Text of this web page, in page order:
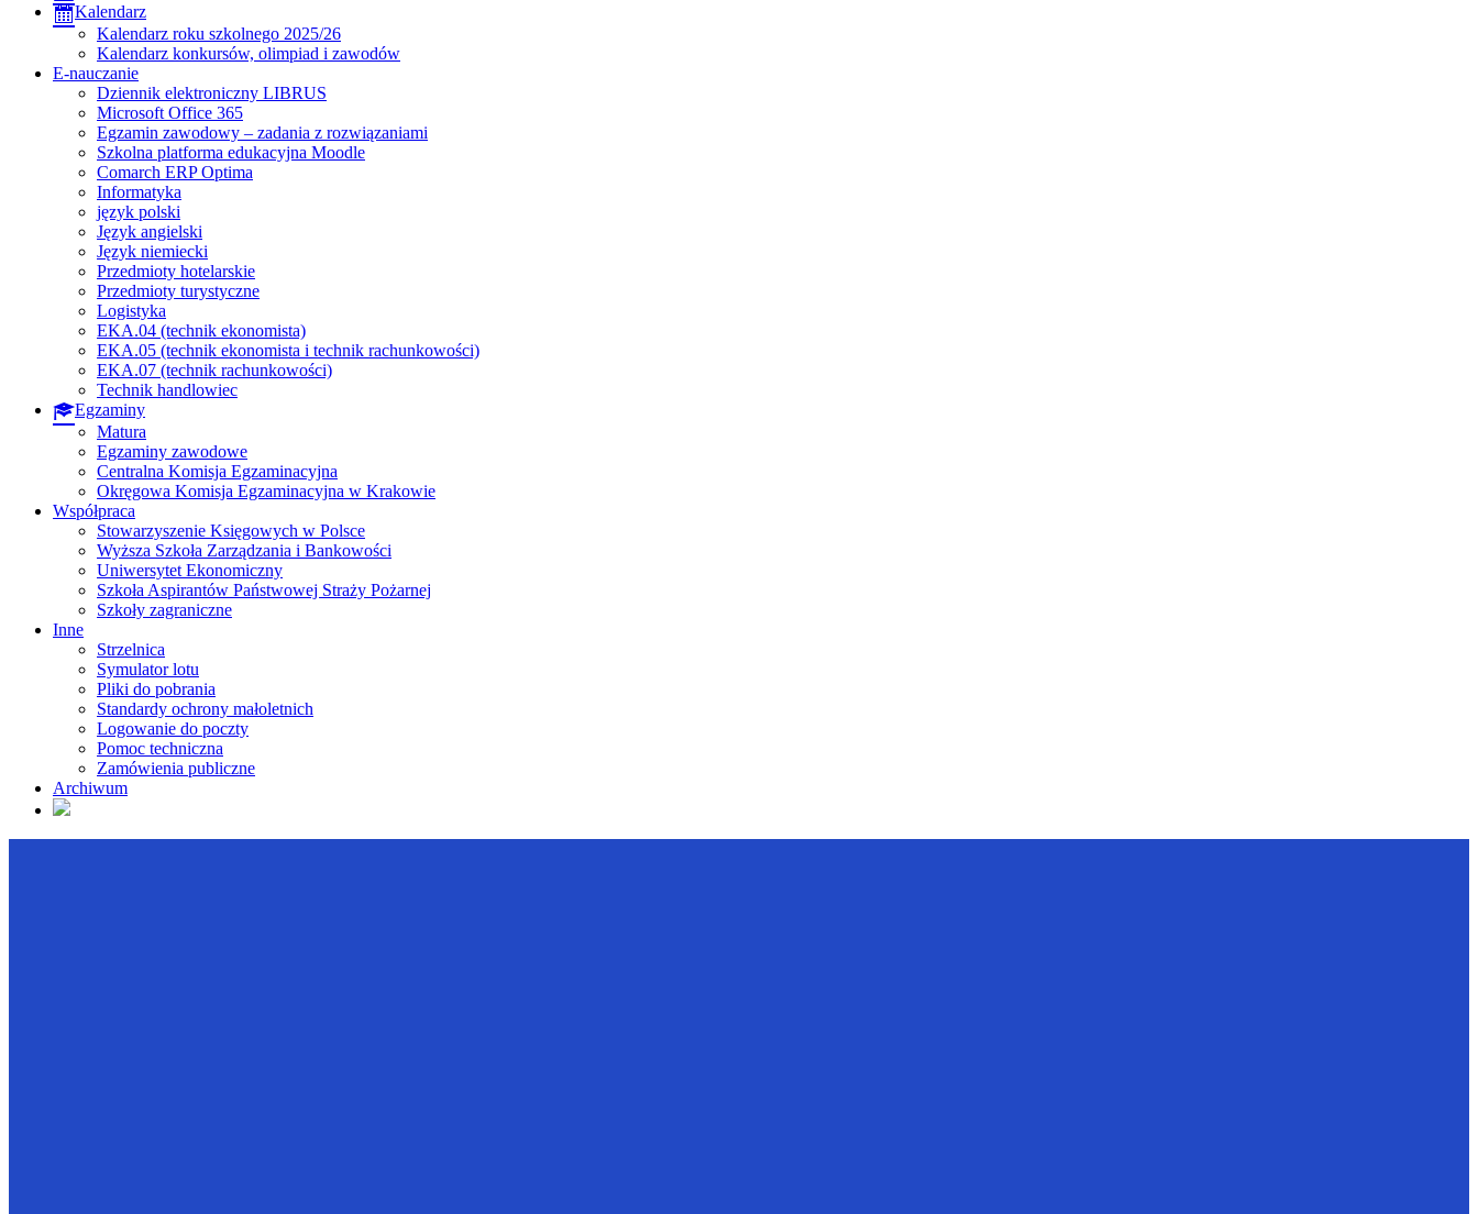
Kalendarz
Kalendarz roku szkolnego 2025/26
Kalendarz konkursów, olimpiad i zawodów
E-nauczanie
Dziennik elektroniczny LIBRUS
Microsoft Office 365
Egzamin zawodowy – zadania z rozwiązaniami
Szkolna platforma edukacyjna Moodle
Comarch ERP Optima
Informatyka
język polski
Język angielski
Język niemiecki
Przedmioty hotelarskie
Przedmioty turystyczne
Logistyka
EKA.04 (technik ekonomista)
EKA.05 (technik ekonomista i technik rachunkowości)
EKA.07 (technik rachunkowości)
Technik handlowiec
Egzaminy
Matura
Egzaminy zawodowe
Centralna Komisja Egzaminacyjna
Okręgowa Komisja Egzaminacyjna w Krakowie
Współpraca
Stowarzyszenie Księgowych w Polsce
Wyższa Szkoła Zarządzania i Bankowości
Uniwersytet Ekonomiczny
Szkoła Aspirantów Państwowej Straży Pożarnej
Szkoły zagraniczne
Inne
Strzelnica
Symulator lotu
Pliki do pobrania
Standardy ochrony małoletnich
Logowanie do poczty
Pomoc techniczna
Zamówienia publiczne
Archiwum